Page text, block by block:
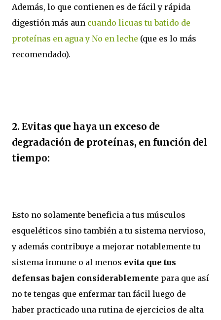
Además, lo que contienen es de fácil y rápida
digestión más aun cuando licuas tu batido de
proteínas en agua y No en leche (que es lo más
recomendado).
2. Evitas que haya un exceso de
degradación de proteínas, en función del
tiempo:
Esto no solamente beneficia a tus músculos
esqueléticos sino también a tu sistema nervioso,
y además contribuye a mejorar notablemente tu
sistema inmune o al menos evita que tus
defensas bajen considerablemente para que así
no te tengas que enfermar tan fácil luego de
haber practicado una rutina de ejercicios de alta